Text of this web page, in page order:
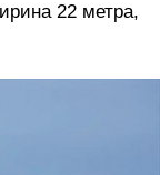
22 метра,